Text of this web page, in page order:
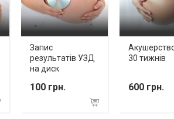
Запис
результатів УЗД
на диск
100 грн.
30 тижнів
600 грн.